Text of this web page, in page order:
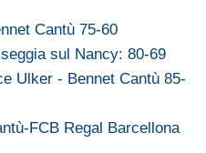
Cantù 75-60
sul Nancy: 80-69
Ulker - Bennet Cantù 85-
FCB Regal Barcellona